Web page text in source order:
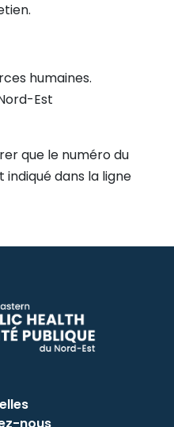
humaines.
Est
que le numéro du
dans la ligne
nous